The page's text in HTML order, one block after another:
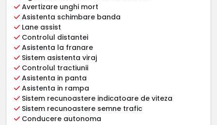
Avertizare unghi mort
Asistenta schimbare banda
Lane assist
Controlul distantei
Asistenta la franare
Sistem asistenta viraj
Controlul tractiunii
Asistenta in panta
Asistenta in rampa
Sistem recunoastere indicatoare de viteza
Sistem recunoastere semne trafic
Conducere autonoma